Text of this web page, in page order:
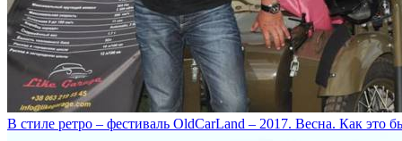
В стиле ретро – фестиваль OldCarLand – 2017. Весна. Как это